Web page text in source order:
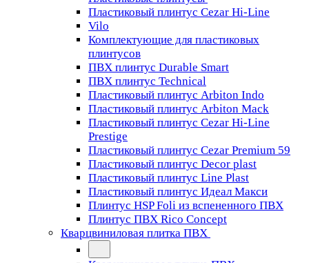
Пластиковый плинтус Cezar Hi-Line
Vilo
Комплектующие для пластиковых
плинтусов
ПВХ плинтус Durable Smart
ПВХ плинтус Technical
Пластиковый плинтус Arbiton Indo
Пластиковый плинтус Arbiton Mack
Пластиковый плинтус Cezar Hi-Line
Prestige
Пластиковый плинтус Cezar Premium 59
Пластиковый плинтус Decor plast
Пластиковый плинтус Line Plast
Пластиковый плинтус Идеал Макси
Плинтус HSP Foli из вспененного ПВХ
Плинтус ПВХ Rico Concept
Кварцвиниловая плитка ПВХ